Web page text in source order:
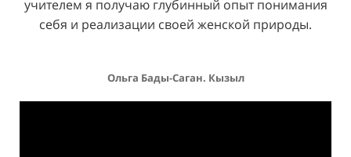
32
33
32
33
учителем я получаю глубинный опыт понимания
себя и реализации своей женской природы.
Ольга Бады-Саган. Кызыл